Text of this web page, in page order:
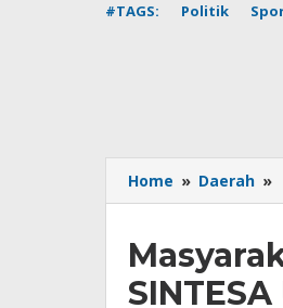
#TAGS: Politik
Home » Daerah »